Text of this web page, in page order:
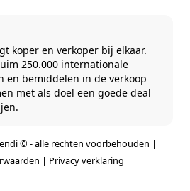
koper en verkoper bij elkaar.
250.000 internationale
en bemiddelen in de verkoop
met als doel een goede deal
© - alle rechten voorbehouden |
| Privacy verklaring